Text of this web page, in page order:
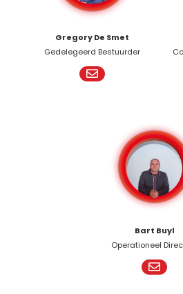
Gregory De Smet
Gedelegeerd Bestuurder
Bart Buyl
Operationeel